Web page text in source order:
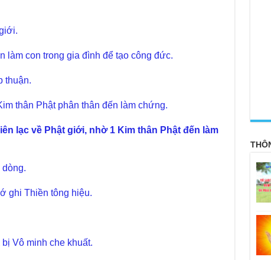
làm con trong gia đình để tạo công đức.
thuận.
thân Phật phân thân đến làm chứng.
lạc về Phật giới, nhờ 1 Kim thân Phật đến làm
dòng.
ghi Thiền tông hiệu.
Vô minh che khuất.